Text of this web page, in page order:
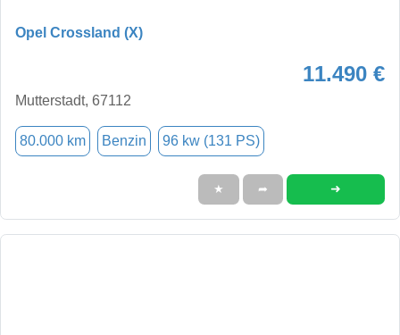
Opel Crossland (X)
11.490 €
Mutterstadt, 67112
80.000 km Benzin 96 kw (131 PS)
★ ➦ ➜